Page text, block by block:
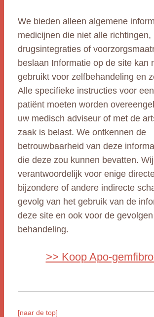
We bieden alleen algemene
medicijnen die niet alle richtingen,
drugsintegraties of
beslaan Informatie op de site kan
gebruikt voor zelfbehandeling en
Alle specifieke instructies voor
patiënt moeten worden
uw medisch adviseur of met de
zaak is belast. We ontkennen de
betrouwbaarheid van deze
die deze zou kunnen bevatten.
verantwoordelijk voor enige
bijzondere of andere indirecte
gevolg van het gebruik van de
deze site en ook voor de
behandeling.
>> Koop Apo-
[naar de top]